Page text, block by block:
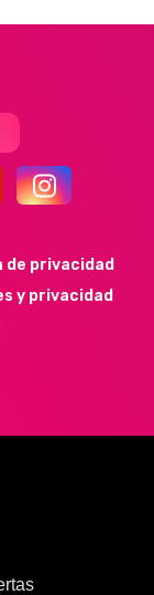
de privacidad
y privacidad